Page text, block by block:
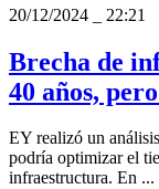
20/12/2024
22:21
Brecha de
40 años,
EY realizó un
podría optimizar el
infraestructura. En ...